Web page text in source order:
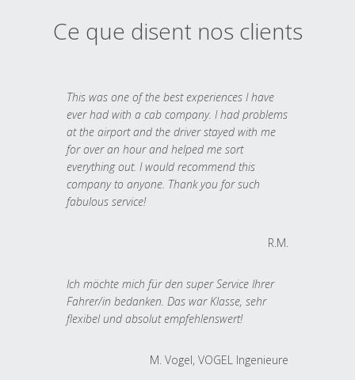
Ce que disent nos clients
This was one of the best experiences I have
ever had with a cab company. I had problems
at the airport and the driver stayed with me
for over an hour and helped me sort
everything out. I would recommend this
company to anyone. Thank you for such
fabulous service!
R.M.
Ich möchte mich für den super Service Ihrer
Fahrer/in bedanken. Das war Klasse, sehr
flexibel und absolut empfehlenswert!
M. Vogel, VOGEL Ingenieure